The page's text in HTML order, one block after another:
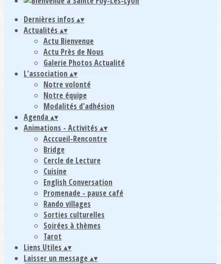
Dernières infos ▴▾
Actualités ▴▾
Actu Bienvenue
Actu Près de Nous
Galerie Photos Actualité
L'association ▴▾
Notre volonté
Notre équipe
Modalités d'adhésion
Agenda ▴▾
Animations - Activités ▴▾
Acccueil-Rencontre
Bridge
Cercle de Lecture
Cuisine
English Conversation
Promenade - pause café
Rando villages
Sorties culturelles
Soirées à thèmes
Tarot
Liens Utiles ▴▾
Laisser un message ▴▾